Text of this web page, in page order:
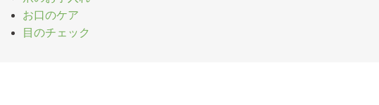
お口のケア
目のチェック